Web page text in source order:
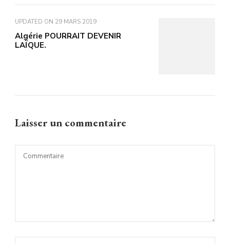
UPDATED ON 29 MARS 2019
Algérie POURRAIT DEVENIR
LAÏQUE.
Laisser un commentaire